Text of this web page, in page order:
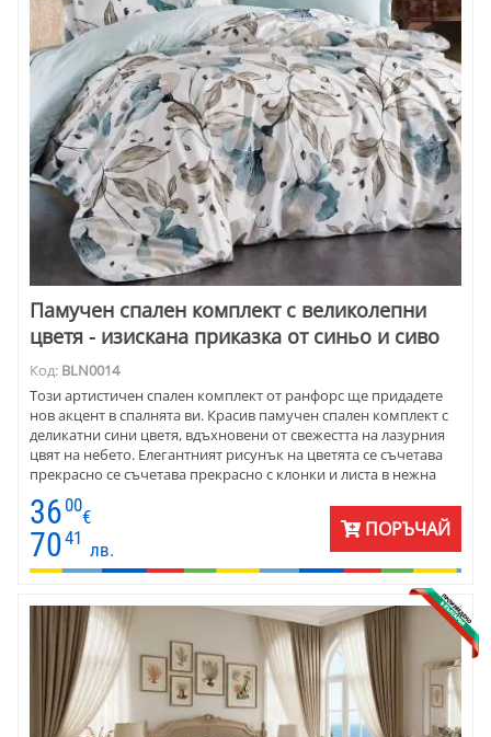
Памучен спален комплект с великолепни
цветя - изискана приказка от синьо и сиво
Код: BLN0014
Този артистичен спален комплект от ранфорс ще придадете
нов акцент в спалнята ви. Красив памучен спален комплект с
деликатни сини цветя, вдъхновени от свежестта на лазурния
цвят на небето. Елегантният рисунък на цветята се съчетава
прекрасно се съчетава прекрасно с клонки и листа в нежна
млечносива гама. Създава се усещане за уют и отпускане.
36 00
€
7041
лв.
ПОРЪЧАЙ